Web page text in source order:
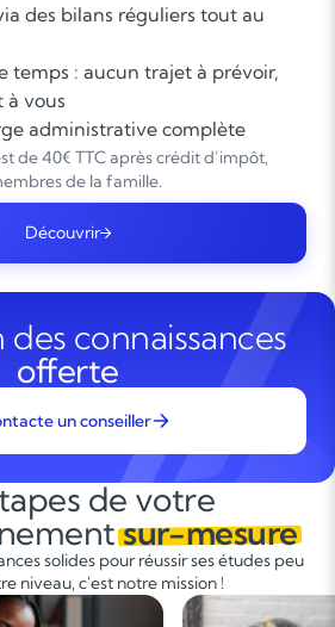
des bilans réguliers tout au
temps : aucun trajet à prévoir,
à vous
administrative complète
de 40€ TTC après crédit d’impôt,
de la famille.
Découvrir
connaissances
offerte
un conseiller
de votre
sur-mesure
solides pour réussir ses études peu
niveau, c'est notre mission !